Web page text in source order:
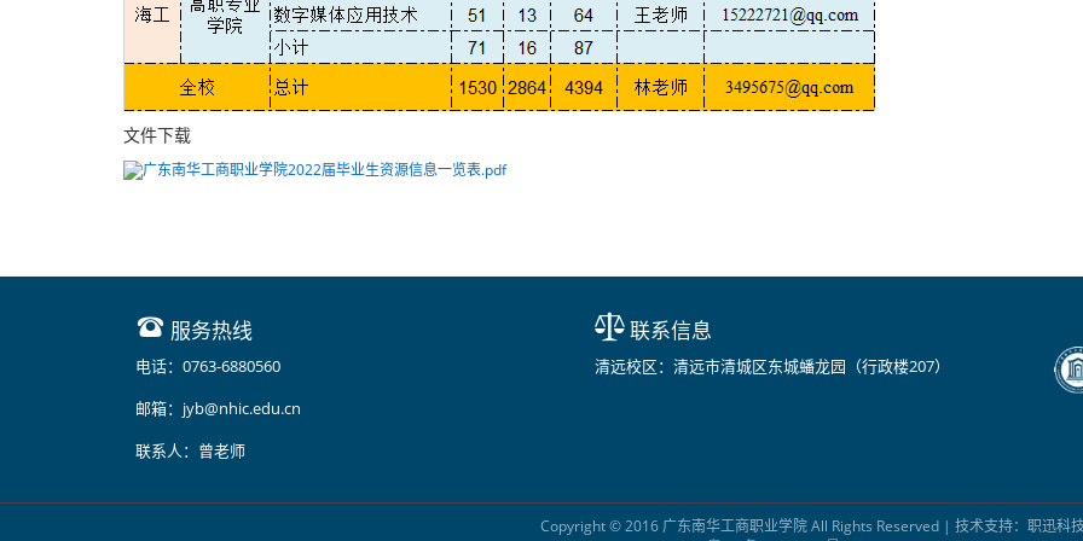
文件下载
广东南华工商职业学院2022届毕业生资源信息一览表.pdf
服务热线
电话：0763-6880560
邮箱：jyb@nhic.edu.cn
联系人：曾老师
联系信息
清远校区：清远市清城区东城蟠龙园（行政楼207）
Copyright © 2016 广东南华工商职业学院 All Rights Reserved | 技术支持：职迅科